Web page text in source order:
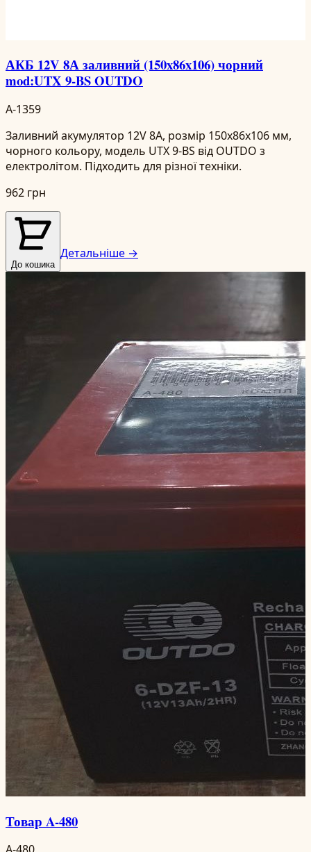
АКБ 12V 8А заливний (150x86x106) чорний
mod:UTX 9-BS OUTDO
A-1359
Заливний акумулятор 12V 8А, розмір 150x86x106 мм,
чорного кольору, модель UTX 9-BS від OUTDO з
електролітом. Підходить для різної техніки.
962 грн
До кошика
Детальніше →
Товар A-480